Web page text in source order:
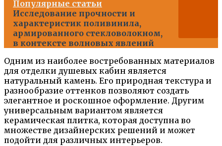
Популярные статьи
Исследование прочности и
характеристик поливинила,
армированного стекловолокном,
в контексте волновых явлений
Одним из наиболее востребованных материалов
для отделки душевых кабин является
натуральный камень. Его природная текстура и
разнообразие оттенков позволяют создать
элегантное и роскошное оформление. Другим
универсальным вариантом является
керамическая плитка, которая доступна во
множестве дизайнерских решений и может
подойти для различных интерьеров.